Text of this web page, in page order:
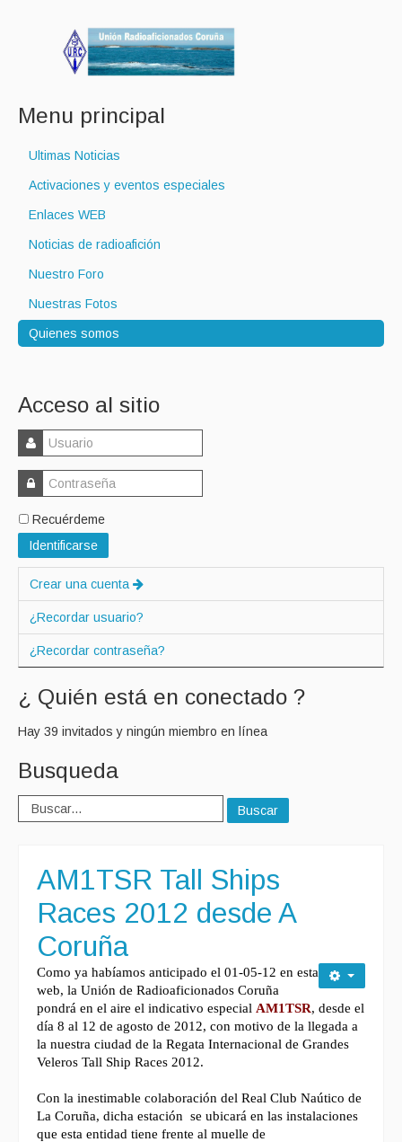
Menu principal
Ultimas Noticias
Activaciones y eventos especiales
Enlaces WEB
Noticias de radioafición
Nuestro Foro
Nuestras Fotos
Quienes somos
Acceso al sitio
Recuérdeme
Identificarse
Crear una cuenta
¿Recordar usuario?
¿Recordar contraseña?
¿ Quién está en conectado ?
Hay 39 invitados y ningún miembro en línea
Busqueda
Buscar
AM1TSR Tall Ships
Races 2012 desde A
Coruña
Como ya habíamos anticipado el 01-05-12 en esta
web, la Unión de Radioaficionados Coruña
pondrá en el aire el indicativo especial AM1TSR, desde el
día 8 al 12 de agosto de 2012, con motivo de la llegada a
la nuestra ciudad de la Regata Internacional de Grandes
Veleros Tall Ship Races 2012.
Con la inestimable colaboración del Real Club Naútico de
La Coruña, dicha estación se ubicará en las instalaciones
que esta entidad tiene frente al muelle de